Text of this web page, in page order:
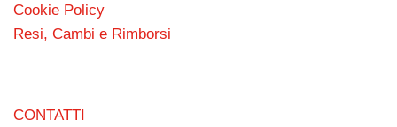
Cookie Policy
Resi, Cambi e Rimborsi
CONTATTI